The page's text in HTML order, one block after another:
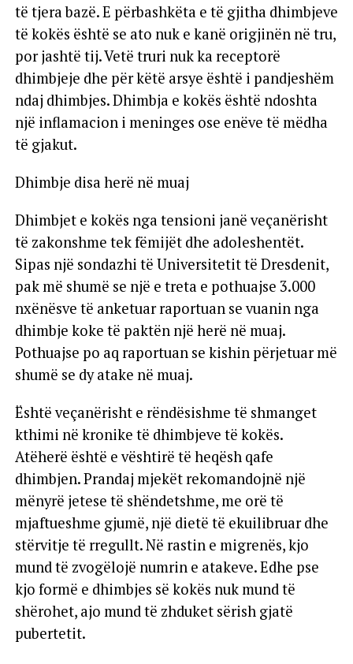
të tjera bazë. E përbashkëta e të gjitha dhimbjeve
të kokës është se ato nuk e kanë origjinën në tru,
por jashtë tij. Vetë truri nuk ka receptorë
dhimbjeje dhe për këtë arsye është i pandjeshëm
ndaj dhimbjes. Dhimbja e kokës është ndoshta
një inflamacion i meninges ose enëve të mëdha
të gjakut.
Dhimbje disa herë në muaj
Dhimbjet e kokës nga tensioni janë veçanërisht
të zakonshme tek fëmijët dhe adoleshentët.
Sipas një sondazhi të Universitetit të Dresdenit,
pak më shumë se një e treta e pothuajse 3.000
nxënësve të anketuar raportuan se vuanin nga
dhimbje koke të paktën një herë në muaj.
Pothuajse po aq raportuan se kishin përjetuar më
shumë se dy atake në muaj.
Është veçanërisht e rëndësishme të shmanget
kthimi në kronike të dhimbjeve të kokës.
Atëherë është e vështirë të heqësh qafe
dhimbjen. Prandaj mjekët rekomandojnë një
mënyrë jetese të shëndetshme, me orë të
mjaftueshme gjumë, një dietë të ekuilibruar dhe
stërvitje të rregullt. Në rastin e migrenës, kjo
mund të zvogëlojë numrin e atakeve. Edhe pse
kjo formë e dhimbjes së kokës nuk mund të
shërohet, ajo mund të zhduket sërish gjatë
pubertetit.